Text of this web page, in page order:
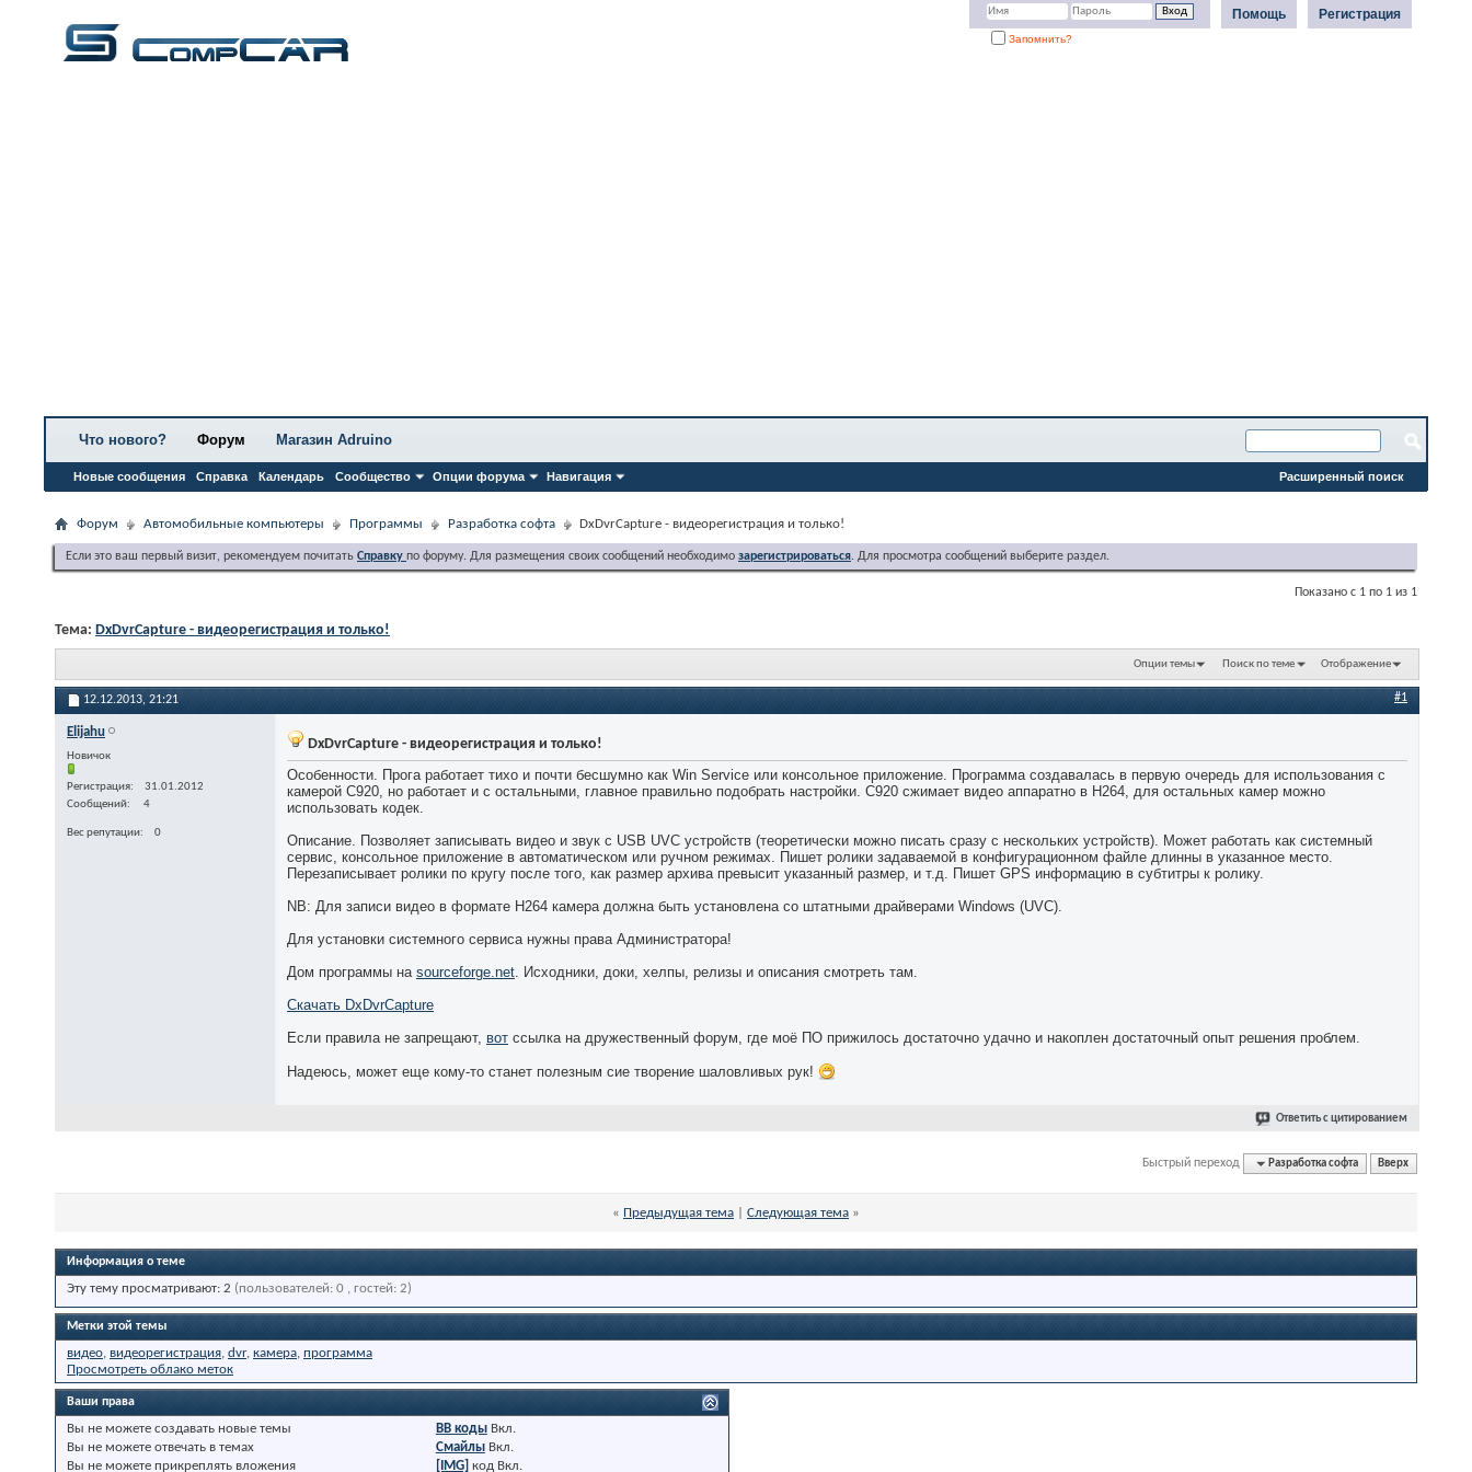
Регистрация
Помощь
Запомнить?
Что нового? Форум
Новые сообщения Справка Календарь Сообщество Опции форума Навигация
Магазин Adruino
Расширенный поиск
Форум Автомобильные компьютеры Программы Разработка софта DxDvrCapture - видеорегистрация и только!
Если это ваш первый визит, рекомендуем почитать Справку по форуму. Для размещения своих сообщений необходимо зарегистрироваться. Для просмотра сообщений выберите раздел.
Показано с 1 по 1 из 1
Тема: DxDvrCapture - видеорегистрация и только!
Опции темы Поиск по теме Отображение
12.12.2013, 21:21 #1
Elijahu
Новичок
Регистрация
31.01.2012
Сообщений
4
Вес репутации 0
DxDvrCapture - видеорегистрация и только!
Особенности. Прога работает тихо и почти бесшумно как Win Service или консольное приложение. Программа создавалась в первую очередь для использования с
камерой С920, но работает и с остальными, главное правильно подобрать настройки. С920 сжимает видео аппаратно в H264, для остальных камер можно
использовать кодек.
Описание. Позволяет записывать видео и звук с USB UVC устройств (теоретически можно писать сразу с нескольких устройств). Может работать как системный
сервис, консольное приложение в автоматическом или ручном режимах. Пишет ролики задаваемой в конфигурационном файле длинны в указанное место.
Перезаписывает ролики по кругу после того, как размер архива превысит указанный размер, и т.д. Пишет GPS информацию в субтитры к ролику.
NB: Для записи видео в формате H264 камера должна быть установлена со штатными драйверами Windows (UVC).
Для установки системного сервиса нужны права Администратора!
Дом программы на sourceforge.net. Исходники, доки, хелпы, релизы и описания смотреть там.
Скачать DxDvrCapture
Если правила не запрещают, вот ссылка на дружественный форум, где моё ПО прижилось достаточно удачно и накоплен достаточный опыт решения проблем.
Надеюсь, может еще кому-то станет полезным сие творение шаловливых рук!
Ответить с цитированием
Быстрый переход Разработка софта Вверх
« Предыдущая тема Следующая тема »
Информация о теме
Эту тему просматривают: 2 (пользователей: 0 , гостей: 2)
Метки этой темы
видео, видеорегистрация, dvr, камера, программа
Просмотреть облако меток
Ваши права
Вы не можете создавать новые темы
Вы не можете отвечать в темах
Вы не можете прикреплять вложения
BB коды Вкл.
Смайлы Вкл.
[IMG] код Вкл.